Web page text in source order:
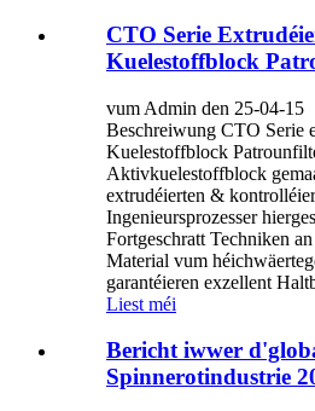
CTO Serie
Kuelestoffblock
vum Admin den 25-04-15
Beschreiwung CTO Serie
Kuelestoffblock
Aktivkuelestoffblock
extrudéierten &
Ingenieursprozesser
Fortgeschratt Techniken
Material vum
garantéieren exzellent
Liest méi
Bericht iwwer
Spinnerotindustrie